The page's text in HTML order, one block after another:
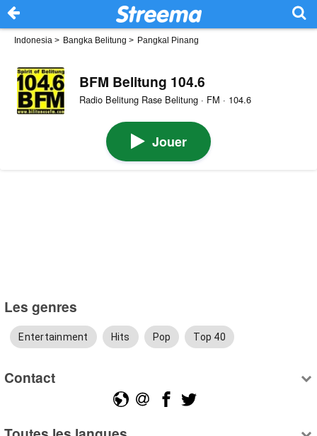
Indonesia > Bangka Belitung > Pangkal Pinang
BFM Belitung 104.6
Radio Belitung Rase Belitung · FM · 104.6
Jouer
Les genres
Entertainment Hits Pop Top 40
Contact